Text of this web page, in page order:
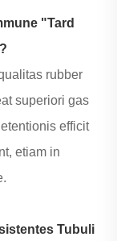
"Tard
rubber
superiori gas
efficit
etiam in
Tubuli